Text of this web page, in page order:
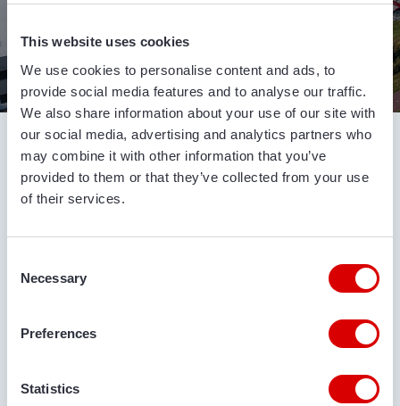
This website uses cookies
We use cookies to personalise content and ads, to
provide social media features and to analyse our traffic.
We also share information about your use of our site with
our social media, advertising and analytics partners who
may combine it with other information that you’ve
provided to them or that they’ve collected from your use
of their services.
Selection
Necessary
Preferences
Statistics
ОТКРОЙТЕ ДЛЯ СЕБЯ ВОЗМОЖНОСТИ
Конвейерные ленты Van Trier – ваш интернет-
магазин конвейерных лент для аренды или
продажи всех видов основных брендов
конвейерах, накопительных бункерах,судопогрузчиках,
буртоукладчиках и других сельскохозяйственных и
промышленных машинах. Все наши машины очень
цены и качества. Наш обширный ассортимент
включает в себя высококачественные бренды, такие
как Miedema Dewulf, Breston, Grimme, Climax,
Visser, Amac и др. Мы также можем изготовить наши